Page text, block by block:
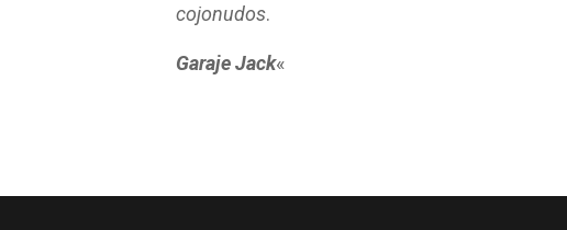
cojonudos.
Garaje Jack«